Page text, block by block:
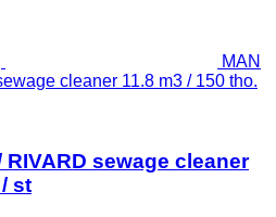
MAN
cleaner 11.8 m3 / 150 tho.
RIVARD sewage cleaner
st